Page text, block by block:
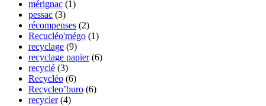
mérignac (1)
pessac (3)
récompenses (2)
Recucléo'mégo (1)
recyclage (9)
recyclage papier(6)
recyclé (3)
Recycléo (6)
Recycleo’buro (6)
recycler(4)